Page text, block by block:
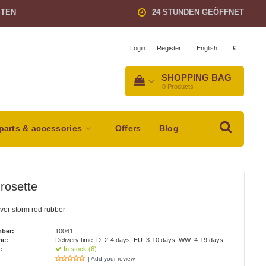
24 STUNDEN GEÖFFNET
Login | Register English €
SHOPPING BAG
0 Products
& accessories Offers Blog
storm rod rubber
10061
Delivery time: D: 2-4 days, EU: 3-10 days, WW: 4-19 days
In stock (6)
| Add your review